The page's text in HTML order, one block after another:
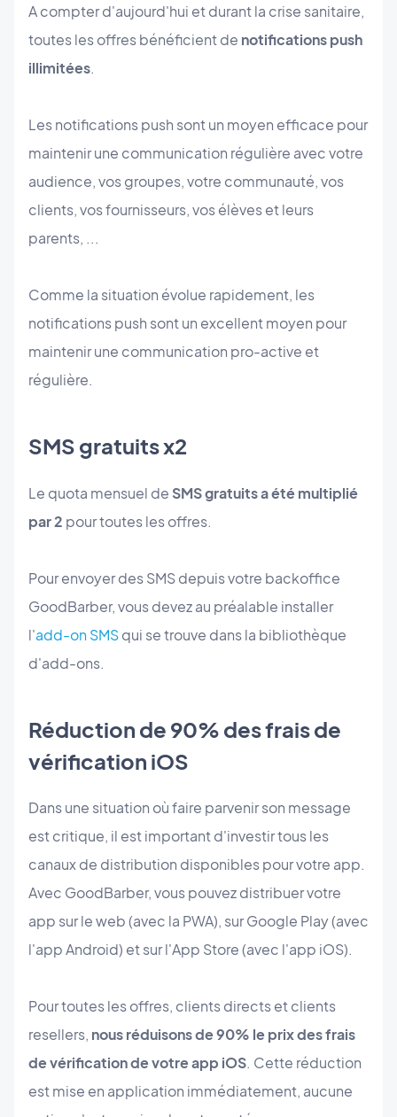
A compter d'aujourd'hui et durant la crise sanitaire,
toutes les offres bénéficient de notifications push
illimitées.
Les notifications push sont un moyen efficace pour
maintenir une communication régulière avec votre
audience, vos groupes, votre communauté, vos
clients, vos fournisseurs, vos élèves et leurs
parents, ...
Comme la situation évolue rapidement, les
notifications push sont un excellent moyen pour
maintenir une communication pro-active et
régulière.
SMS gratuits x2
Le quota mensuel de SMS gratuits a été multiplié
par 2 pour toutes les offres.
Pour envoyer des SMS depuis votre backoffice
GoodBarber, vous devez au préalable installer
l'add-on SMSqui se trouve dans la bibliothèque
d'add-ons.
Réduction de 90% des frais de
vérification iOS
Dans une situation où faire parvenir son message
est critique, il est important d'investir tous les
canaux de distribution disponibles pour votre app.
Avec GoodBarber, vous pouvez distribuer votre
app sur le web (avec la PWA), sur Google Play (avec
l'app Android) et sur l'App Store (avec l'app iOS).
Pour toutes les offres, clients directs et clients
resellers, nous réduisons de 90% le prix des frais
de vérification de votre app iOS. Cette réduction
est mise en application immédiatement, aucune